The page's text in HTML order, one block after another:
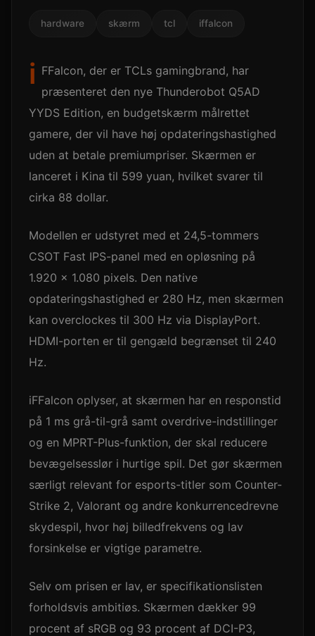
hardware skærm tcl iffalcon
i FFalcon, der er TCLs gamingbrand, har
præsenteret den nye Thunderobot Q5AD
YYDS Edition, en budgetskærm målrettet
gamere, der vil have høj opdateringshastighed
uden at betale premiumpriser. Skærmen er
lanceret i Kina til 599 yuan, hvilket svarer til
cirka 88 dollar.
Modellen er udstyret med et 24,5-tommers
CSOT Fast IPS-panel med en opløsning på
1.920 x 1.080 pixels. Den native
opdateringshastighed er 280 Hz, men skærmen
kan overclockes til 300 Hz via DisplayPort.
HDMI-porten er til gengæld begrænset til 240
Hz.
iFFalcon oplyser, at skærmen har en responstid
på 1 ms grå-til-grå samt overdrive-indstillinger
og en MPRT-Plus-funktion, der skal reducere
bevægelsesslør i hurtige spil. Det gør skærmen
særligt relevant for esports-titler som Counter-
Strike 2, Valorant og andre konkurrencedrevne
skydespil, hvor høj billedfrekvens og lav
forsinkelse er vigtige parametre.
Selv om prisen er lav, er specifikationslisten
forholdsvis ambitiøs. Skærmen dækker 99
procent af sRGB og 93 procent af DCI-P3,